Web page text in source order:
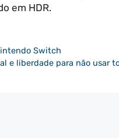
em HDR.
Switch
e liberdade para não usar